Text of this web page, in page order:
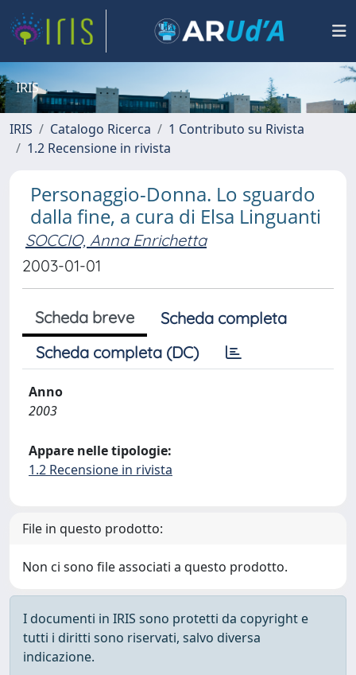
IRIS
IRIS Catalogo Ricerca
1 Contributo su Rivista
1.2 Recensione in rivista
Personaggio-Donna. Lo sguardo
dalla fine, a cura di Elsa Linguanti
SOCCIO, Anna Enrichetta
2003-01-01
Scheda breve
Scheda completa
Scheda completa (DC)
Anno
2003
Appare nelle tipologie:
1.2 Recensione in rivista
File in questo prodotto:
Non ci sono file associati a questo prodotto.
I documenti in IRIS sono protetti da copyright e
tutti i diritti sono riservati, salvo diversa
indicazione.